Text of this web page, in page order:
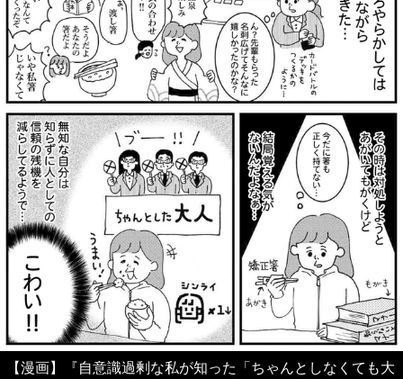
【漫画】『自意識過剰な私が知った「ちゃんとしなくても大